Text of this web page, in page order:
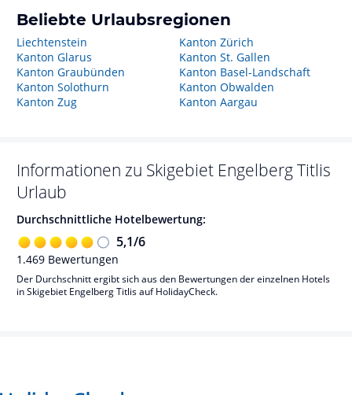
Beliebte Urlaubsregionen
Liechtenstein
Kanton Glarus
Kanton Graubünden
Kanton Solothurn
Kanton Zug
Kanton Zürich
Kanton St. Gallen
Kanton Basel-Landschaft
Kanton Obwalden
Kanton Aargau
Informationen zu Skigebiet Engelberg Titlis
Urlaub
Durchschnittliche Hotelbewertung:
5,1/6
1.469 Bewertungen
Der Durchschnitt ergibt sich aus den Bewertungen der einzelnen Hotels
in Skigebiet Engelberg Titlis auf HolidayCheck.